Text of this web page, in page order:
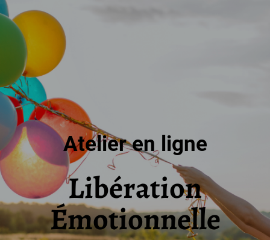
Atelier en ligne
Libération
Émotionnelle